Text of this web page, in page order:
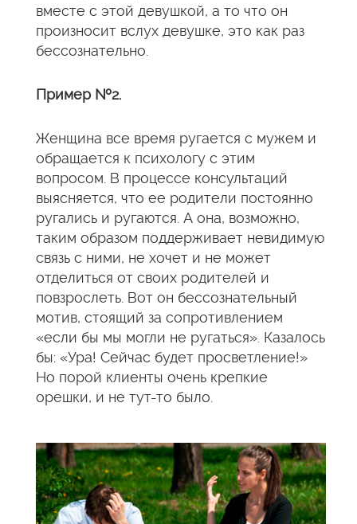
вместе с этой девушкой, а то что он
произносит вслух девушке, это как раз
бессознательно.
Пример №2.
Женщина все время ругается с мужем и
обращается к психологу с этим
вопросом. В процессе консультаций
выясняется, что ее родители постоянно
ругались и ругаются. А она, возможно,
таким образом поддерживает невидимую
связь с ними, не хочет и не может
отделиться от своих родителей и
повзрослеть. Вот он бессознательный
мотив, стоящий за сопротивлением
«если бы мы могли не ругаться». Казалось
бы: «Ура! Сейчас будет просветление!»
Но порой клиенты очень крепкие
орешки, и не тут-то было.